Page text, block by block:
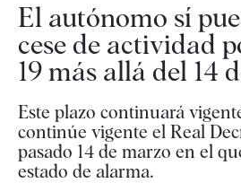
El autónomo sí
cese de actividad
19 más allá del 14
Este plazo continuará
continúe vigente el Real
pasado 14 de marzo en el
estado de alarma.